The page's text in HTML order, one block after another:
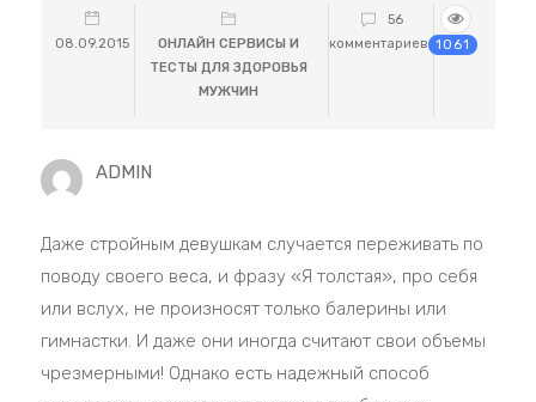
08.09.2015
ОНЛАЙН СЕРВИСЫ И
ТЕСТЫ ДЛЯ ЗДОРОВЬЯ
МУЖЧИН
56
комментариев 1061
ADMIN
Даже стройным девушкам случается переживать по
поводу своего веса, и фразу «Я толстая», про себя
или вслух, не произносят только балерины или
гимнастки. И даже они иногда считают свои объемы
чрезмерными! Однако есть надежный способ